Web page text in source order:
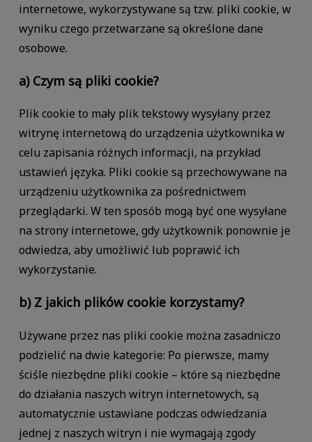
internetowe, wykorzystywane są tzw. pliki cookie, w
wyniku czego przetwarzane są określone dane
osobowe.
a) Czym są pliki cookie?
Plik cookie to mały plik tekstowy wysyłany przez
witrynę internetową do urządzenia użytkownika w
celu zapisania różnych informacji, na przykład
ustawień języka. Pliki cookie są przechowywane na
urządzeniu użytkownika za pośrednictwem
przeglądarki. W ten sposób mogą być one wysyłane
na strony internetowe, gdy użytkownik ponownie je
odwiedza, aby umożliwić lub poprawić ich
wykorzystanie.
b) Z jakich plików cookie korzystamy?
Używane przez nas pliki cookie można zasadniczo
podzielić na dwie kategorie: Po pierwsze, mamy
ściśle niezbędne pliki cookie – które są niezbędne
do działania naszych witryn internetowych, są
automatycznie ustawiane podczas odwiedzania
jednej z naszych witryn i nie wymagają zgody